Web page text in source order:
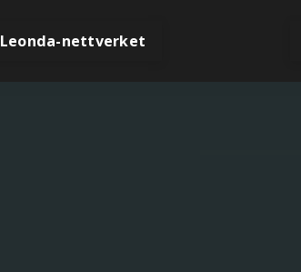
Leonda-nettverket